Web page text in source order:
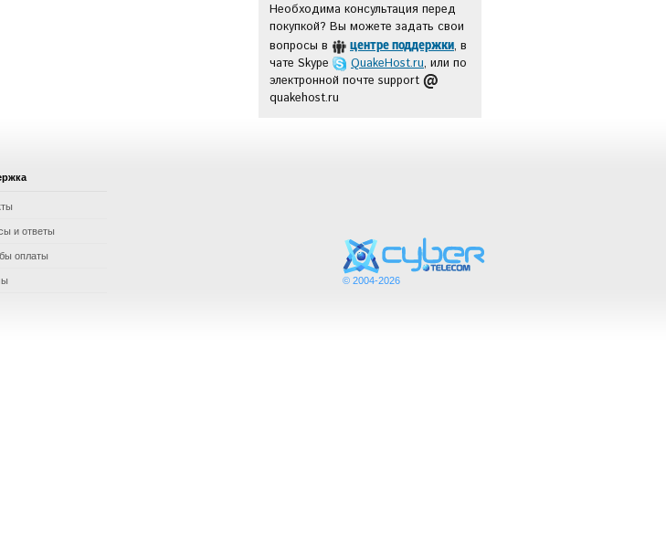
Необходима консультация перед
покупкой? Вы можете задать свои
вопросы в
центре поддержки, в
чате Skype
QuakeHost.ru, или по
электронной почте support
quakehost.ru
и ответы
оплаты
© 2004-2026